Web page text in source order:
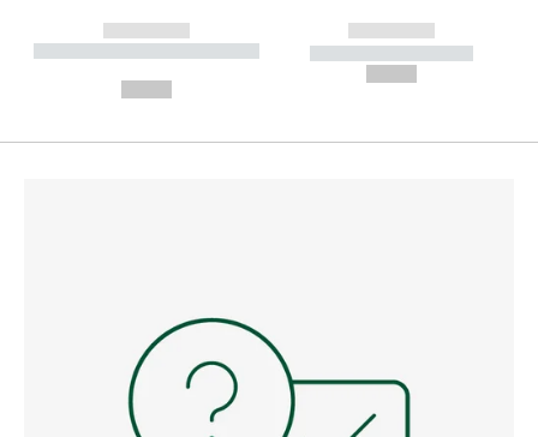
------------
----------- ----------- --------
------------
----------- -----------